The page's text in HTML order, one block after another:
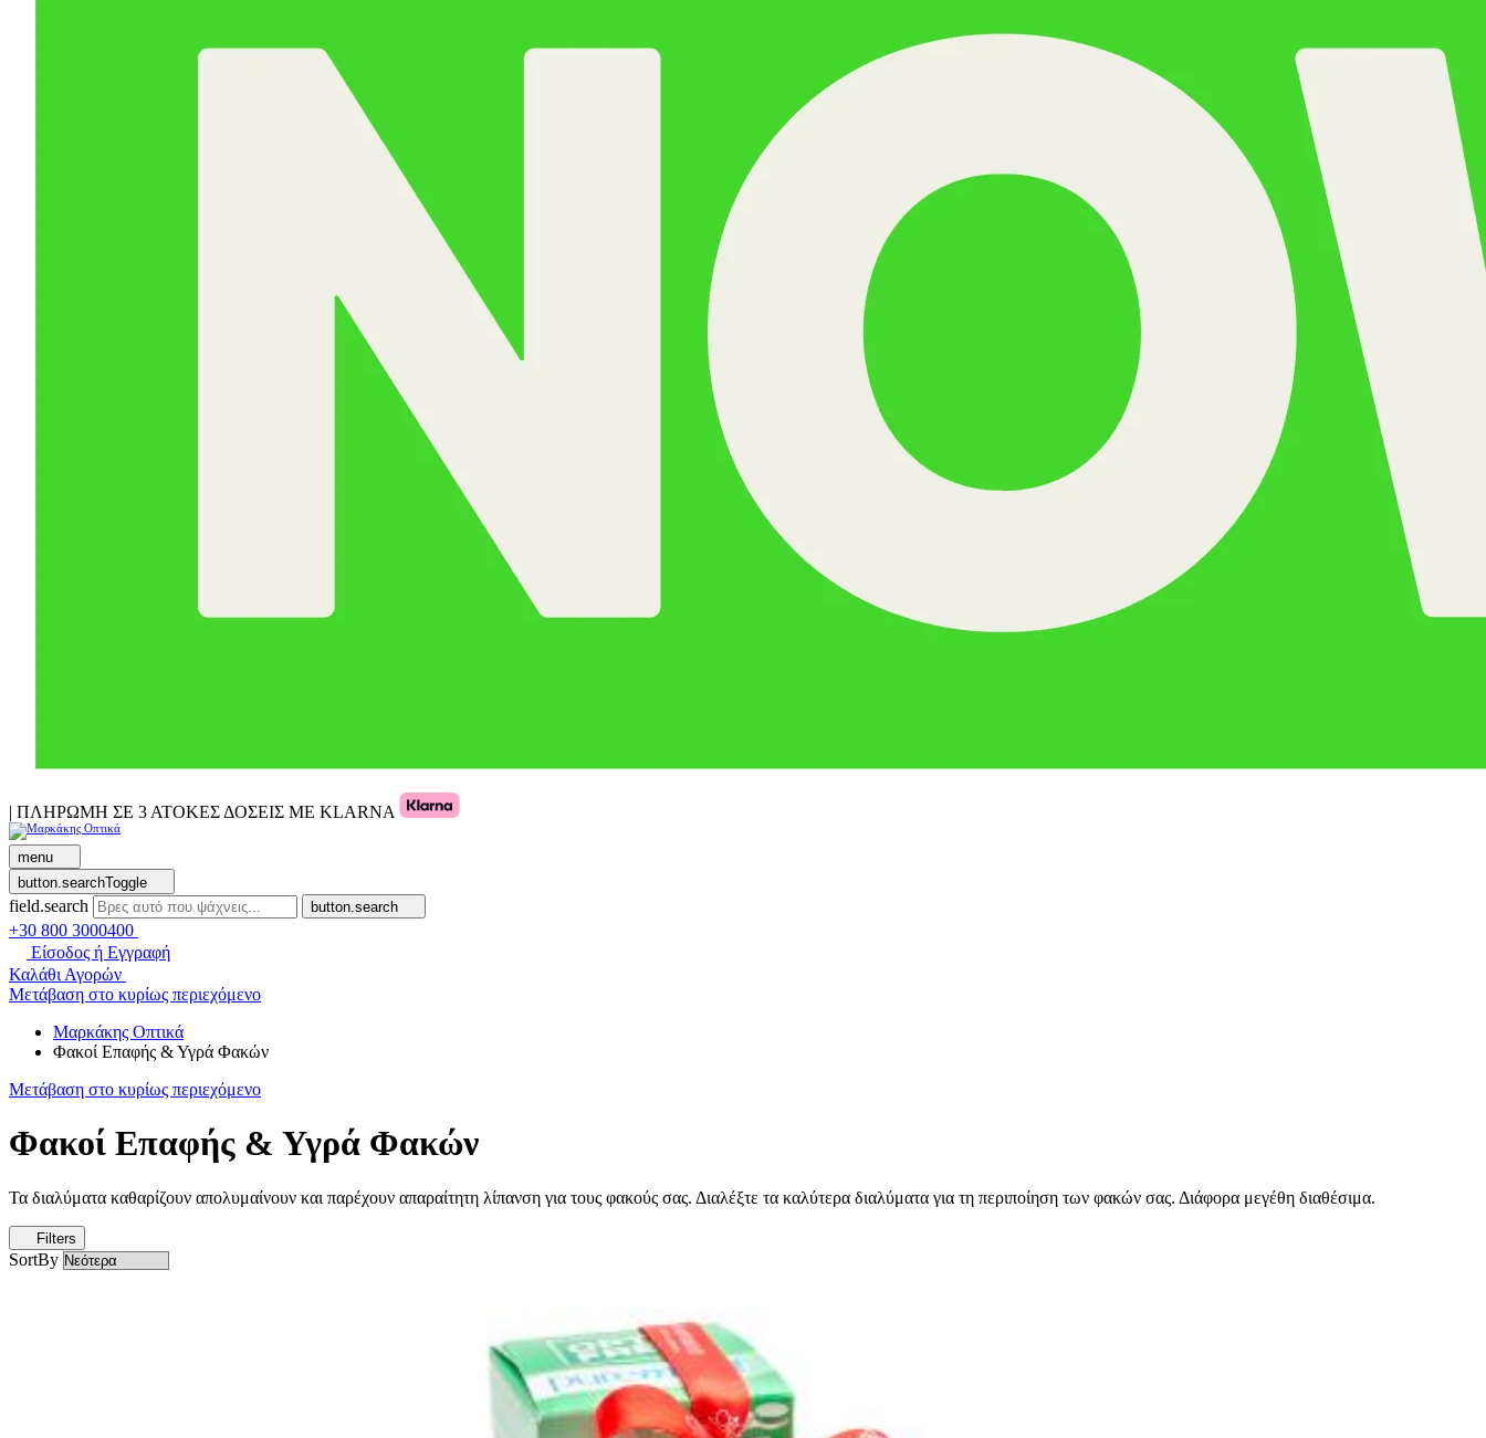
| ΠΛΗΡΩΜΗ ΣΕ 3 ΑΤΟΚΕΣ ΔΟΣΕΙΣ ΜΕ KLARNA
menu
button.searchToggle
field.search button.search
+30 800 3000400
Είσοδος ή Εγγραφή
Καλάθι Αγορών
Μετάβαση στο κυρίως περιεχόμενο
Μαρκάκης Οπτικά
Φακοί Επαφής & Υγρά Φακών
Μετάβαση στο κυρίως περιεχόμενο
Φακοί Επαφής & Υγρά Φακών
Τα διαλύματα καθαρίζουν απολυμαίνουν και παρέχουν απαραίτητη λίπανση για τους φακούς σας. Διαλέξτε τα καλύτερα διαλύματα για τη περιποίηση των φακών σας. Διάφορα μεγέθη διαθέσιμα.
Filters
SortBy